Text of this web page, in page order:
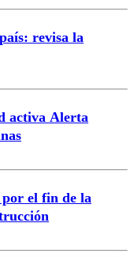
revisa la
activa Alerta
por el fin de la